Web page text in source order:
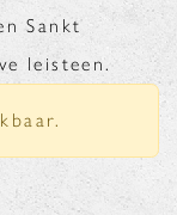
Sankt
leisteen.